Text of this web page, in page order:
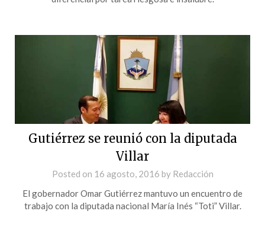
Gutiérrez se reunió con la diputada
Villar
Posted on 16 agosto, 2016 by Redacción
El gobernador Omar Gutiérrez mantuvo un encuentro de
trabajo con la diputada nacional María Inés “Toti” Villar.